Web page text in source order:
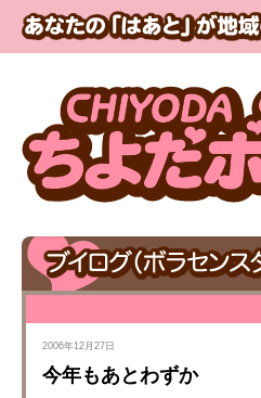
2006年12月27日
今年もあとわずか